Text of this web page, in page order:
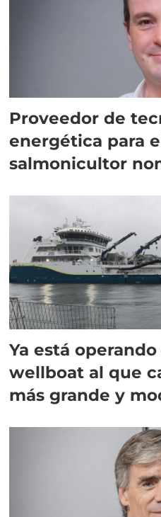
Proveedor de
energética para
salmonicultor
Ya está
wellboat al que
más grande y